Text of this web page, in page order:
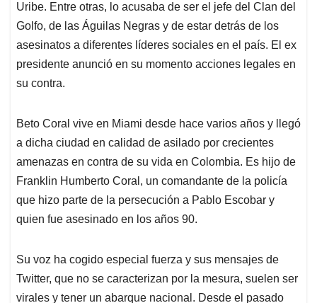
Uribe. Entre otras, lo acusaba de ser el jefe del Clan del
Golfo, de las Águilas Negras y de estar detrás de los
asesinatos a diferentes líderes sociales en el país. El ex
presidente anunció en su momento acciones legales en
su contra.
Beto Coral vive en Miami desde hace varios años y llegó
a dicha ciudad en calidad de asilado por crecientes
amenazas en contra de su vida en Colombia. Es hijo de
Franklin Humberto Coral, un comandante de la policía
que hizo parte de la persecución a Pablo Escobar y
quien fue asesinado en los años 90.
Su voz ha cogido especial fuerza y sus mensajes de
Twitter, que no se caracterizan por la mesura, suelen ser
virales y tener un abarque nacional. Desde el pasado